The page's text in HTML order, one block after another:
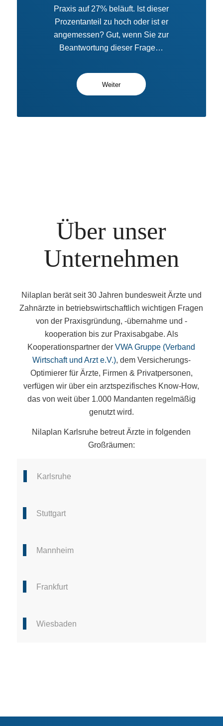
Praxis auf 27% beläuft. Ist dieser
Prozentanteil zu hoch oder ist er
angemessen? Gut, wenn Sie zur
Beantwortung dieser Frage…
Weiter
Über unser
Unternehmen
Nilaplan berät seit 30 Jahren bundesweit Ärzte und
Zahnärzte in betriebswirtschaftlich wichtigen Fragen
von der Praxisgründung, -übernahme und -
kooperation bis zur Praxisabgabe. Als
Kooperationspartner derVWA Gruppe (Verband
Wirtschaft und Arzt e.V.), dem Versicherungs-
Optimierer für Ärzte, Firmen & Privatpersonen,
verfügen wir über ein arztspezifisches Know-How,
das von weit über 1.000 Mandanten regelmäßig
genutzt wird.
Nilaplan Karlsruhe betreut Ärzte in folgenden
Großräumen:
Karlsruhe
Stuttgart
Mannheim
Frankfurt
Wiesbaden